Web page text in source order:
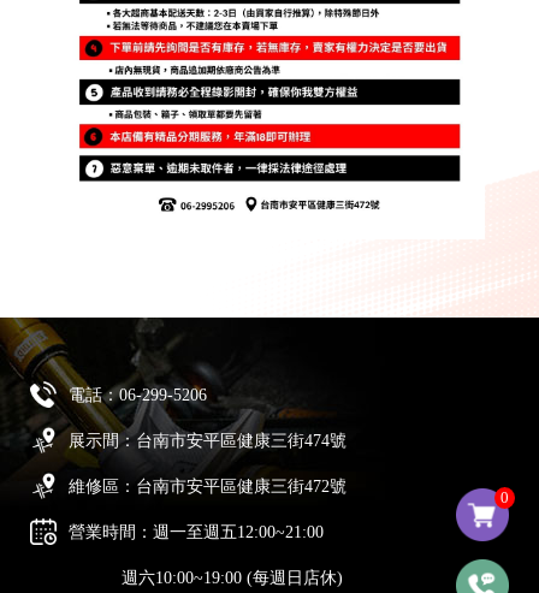
0
電話：06-299-5206
展示間：台南市安平區健康三街474號
維修區：台南市安平區健康三街472號
營業時間：週一至週五12:00~21:00
週六10:00~19:00 (每週日店休)